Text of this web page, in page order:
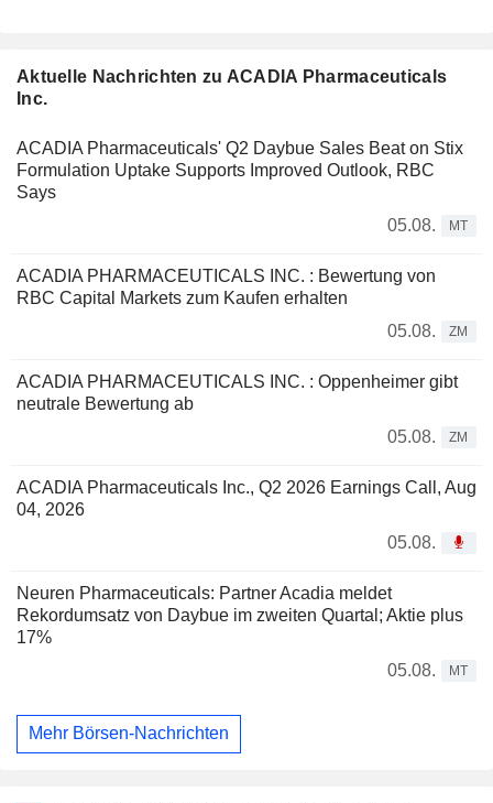
Aktuelle Nachrichten zu ACADIA Pharmaceuticals
Inc.
ACADIA Pharmaceuticals' Q2 Daybue Sales Beat on Stix
Formulation Uptake Supports Improved Outlook, RBC
Says
05.08.
MT
ACADIA PHARMACEUTICALS INC. : Bewertung von
RBC Capital Markets zum Kaufen erhalten
05.08.
ZM
ACADIA PHARMACEUTICALS INC. : Oppenheimer gibt
neutrale Bewertung ab
05.08.
ZM
ACADIA Pharmaceuticals Inc., Q2 2026 Earnings Call, Aug
04, 2026
05.08.
Neuren Pharmaceuticals: Partner Acadia meldet
Rekordumsatz von Daybue im zweiten Quartal; Aktie plus
17%
05.08.
MT
Mehr Börsen-Nachrichten